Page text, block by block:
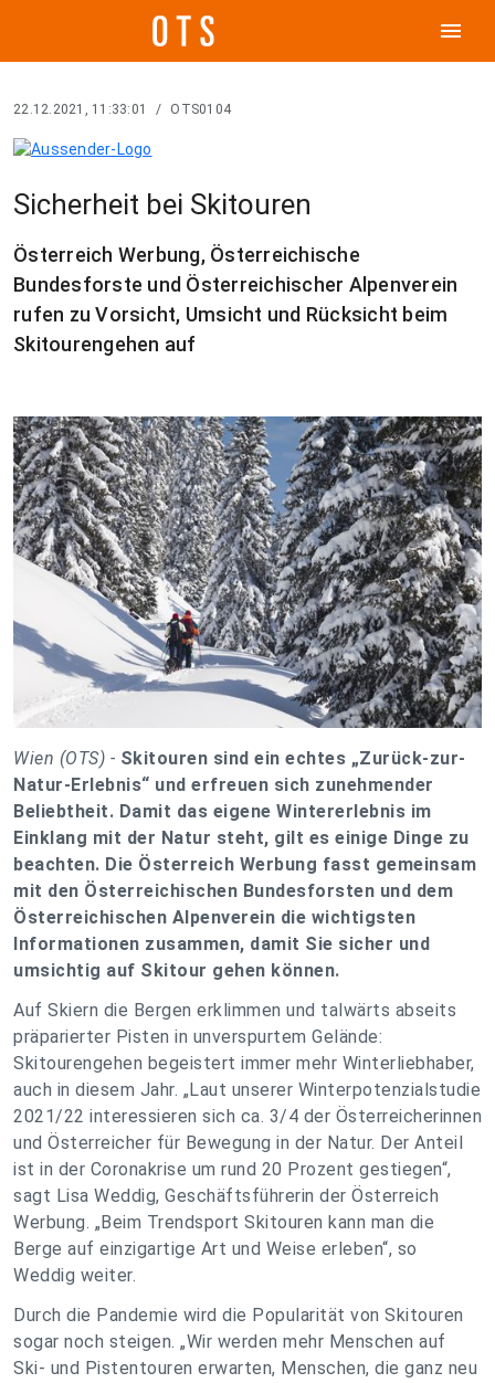
menu
22.12.2021, 11:33:01 / OTS0104
Sicherheit bei Skitouren
Österreich Werbung, Österreichische
Bundesforste und Österreichischer Alpenverein
rufen zu Vorsicht, Umsicht und Rücksicht beim
Skitourengehen auf
Wien (OTS) - Skitouren sind ein echtes „Zurück-zur-
Natur-Erlebnis“ und erfreuen sich zunehmender
Beliebtheit. Damit das eigene Wintererlebnis im
Einklang mit der Natur steht, gilt es einige Dinge zu
beachten. Die Österreich Werbung fasst gemeinsam
mit den Österreichischen Bundesforsten und dem
Österreichischen Alpenverein die wichtigsten
Informationen zusammen, damit Sie sicher und
umsichtig auf Skitour gehen können.
Auf Skiern die Bergen erklimmen und talwärts abseits
präparierter Pisten in unverspurtem Gelände:
Skitourengehen begeistert immer mehr Winterliebhaber,
auch in diesem Jahr. „Laut unserer Winterpotenzialstudie
2021/22 interessieren sich ca. 3/4 der Österreicherinnen
und Österreicher für Bewegung in der Natur. Der Anteil
ist in der Coronakrise um rund 20 Prozent gestiegen“,
sagt Lisa Weddig, Geschäftsführerin der Österreich
Werbung. „Beim Trendsport Skitouren kann man die
Berge auf einzigartige Art und Weise erleben“, so
Weddig weiter.
Durch die Pandemie wird die Popularität von Skitouren
sogar noch steigen. „Wir werden mehr Menschen auf
Ski- und Pistentouren erwarten, Menschen, die ganz neu